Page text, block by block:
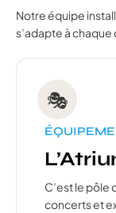
Notre équipe
s’adapte à
🎭
C’est le pôle
concerts et